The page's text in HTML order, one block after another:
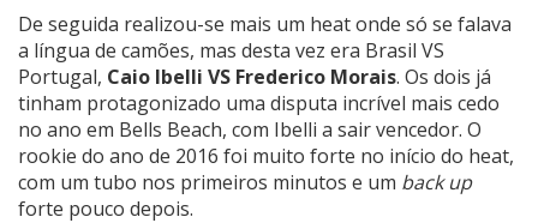
De seguida realizou-se mais um heat onde só se falava
a língua de camões, mas desta vez era Brasil VS
Portugal, Caio Ibelli VS Frederico Morais. Os dois já
tinham protagonizado uma disputa incrível mais cedo
no ano em Bells Beach, com Ibelli a sair vencedor. O
rookie do ano de 2016 foi muito forte no início do heat,
com um tubo nos primeiros minutos e um back up
forte pouco depois.